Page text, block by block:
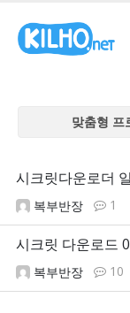
맞춤형 프
맞춤형
맞춤형 프
시크릿다운로더
복부반장 1
시크릿 다운로드
복부반장 10